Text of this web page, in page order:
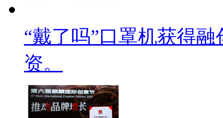
“戴了吗”口罩机获得
资。